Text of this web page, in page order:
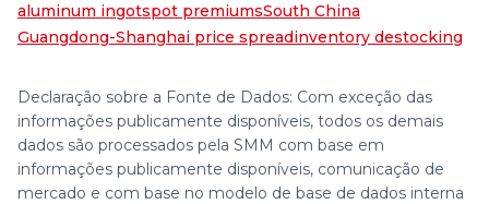
aluminum ingotspot premiumsSouth China
Guangdong-Shanghai price spreadinventory destocking
Declaração sobre a Fonte de Dados: Com exceção das
informações publicamente disponíveis, todos os demais
dados são processados pela SMM com base em
informações publicamente disponíveis, comunicação de
mercado e com base no modelo de base de dados interna